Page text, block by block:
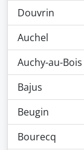
Douvrin
Auchel
Auchy-au-Bois
Bajus
Beugin
Bourecq